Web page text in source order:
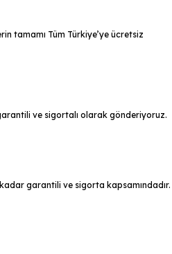
tamamı Tüm Türkiye’ye ücretsiz
ve sigortalı olarak gönderiyoruz.
garantili ve sigorta kapsamındadır.